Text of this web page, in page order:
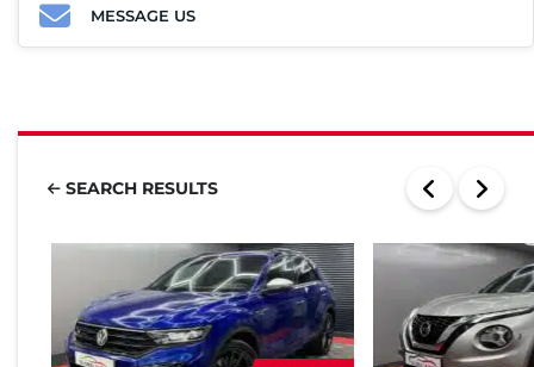
MESSAGE US
SEARCH RESULTS